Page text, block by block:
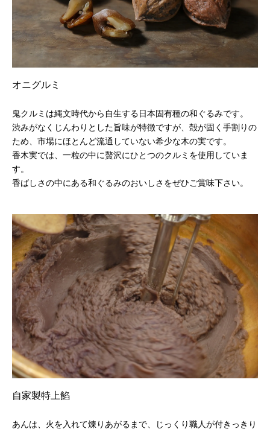
オニグルミ
鬼クルミは縄文時代から自生する日本固有種の和ぐるみです。
渋みがなくじんわりとした旨味が特徴ですが、殻が固く手割りの
ため、市場にほとんど流通していない希少な木の実です。
香木実では、一粒の中に贅沢にひとつのクルミを使用していま
す。
香ばしさの中にある和ぐるみのおいしさをぜひご賞味下さい。
自家製特上餡
あんは、火を入れて煉りあがるまで、じっくり職人が付きっきり